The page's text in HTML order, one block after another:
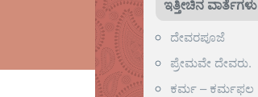
ಇತ್ತೀಚಿನ ವಾರ್ತೆಗಳು
ದೇವರಪೂಜೆ
ಪ್ರೇಮವೇ ದೇವರು.
ಕರ್ಮ – ಕರ್ಮಫಲ